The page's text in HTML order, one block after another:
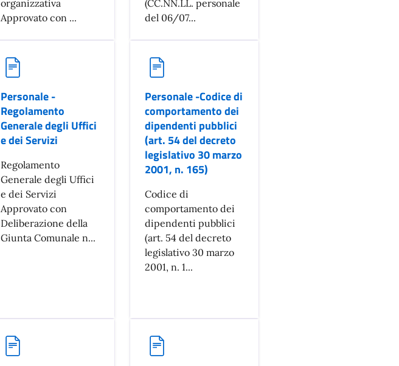
organizzativa
Approvato con ...
(CC.NN.LL. personale
del 06/07...
Personale -
Regolamento
Generale degli Uffici
e dei Servizi
Regolamento
Generale degli Uffici
e dei Servizi
Approvato con
Deliberazione della
Giunta Comunale n...
Personale -Codice di
comportamento dei
dipendenti pubblici
(art. 54 del decreto
legislativo 30 marzo
2001, n. 165)
Codice di
comportamento dei
dipendenti pubblici
(art. 54 del decreto
legislativo 30 marzo
2001, n. 1...